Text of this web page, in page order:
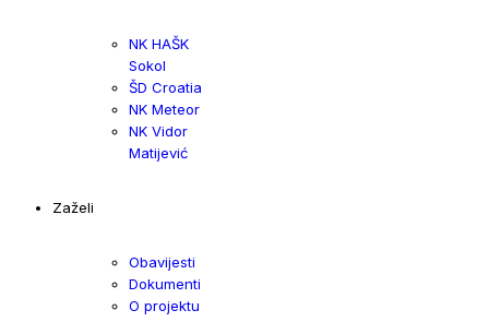
NK HAŠK
Sokol
ŠD Croatia
NK Meteor
NK Vidor
Matijević
Zaželi
Obavijesti
Dokumenti
O projektu